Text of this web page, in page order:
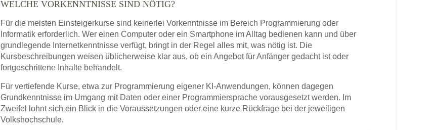
WELCHE VORKENNTNISSE SIND NÖTIG?
Für die meisten Einsteigerkurse sind keinerlei Vorkenntnisse im Bereich Programmierung oder
Informatik erforderlich. Wer einen Computer oder ein Smartphone im Alltag bedienen kann und über
grundlegende Internetkenntnisse verfügt, bringt in der Regel alles mit, was nötig ist. Die
Kursbeschreibungen weisen üblicherweise klar aus, ob ein Angebot für Anfänger gedacht ist oder
fortgeschrittene Inhalte behandelt.
Für vertiefende Kurse, etwa zur Programmierung eigener KI-Anwendungen, können dagegen
Grundkenntnisse im Umgang mit Daten oder einer Programmiersprache vorausgesetzt werden. Im
Zweifel lohnt sich ein Blick in die Voraussetzungen oder eine kurze Rückfrage bei der jeweiligen
Volkshochschule.